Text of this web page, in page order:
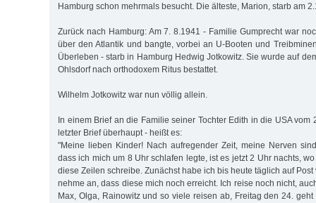
Hamburg schon mehrmals besucht. Die älteste, Marion, starb am
Zurück nach Hamburg: Am 7. 8.1941 - Familie Gumprecht war
über den Atlantik und bangte, vorbei an U-Booten und
Überleben - starb in Hamburg Hedwig Jotkowitz. Sie wurde auf
Ohlsdorf nach orthodoxem Ritus bestattet.
Wilhelm Jotkowitz war nun völlig allein.
In einem Brief an die Familie seiner Tochter Edith in die USA vom
letzter Brief überhaupt - heißt es:
"Meine lieben Kinder! Nach aufregender Zeit, meine Nerven
dass ich mich um 8 Uhr schlafen legte, ist es jetzt 2 Uhr nachts,
diese Zeilen schreibe. Zunächst habe ich bis heute täglich auf
nehme an, dass diese mich noch erreicht. Ich reise noch nicht,
Max, Olga, Rainowitz und so viele reisen ab, Freitag den 24.